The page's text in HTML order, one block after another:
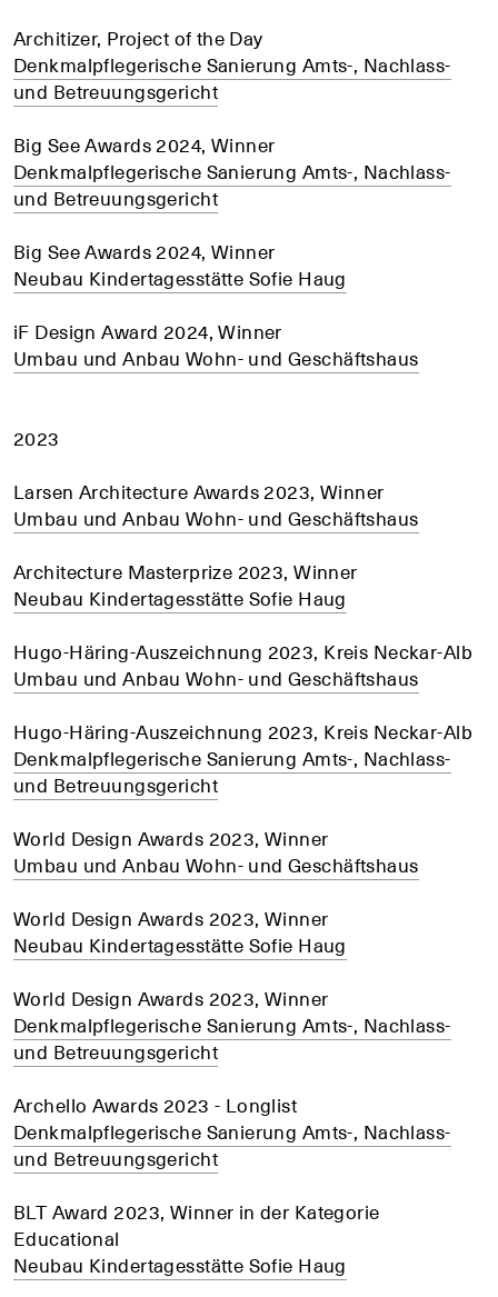
Architizer, Project of the Day
Denkmalpflegerische Sanierung Amts-, Nachlass-
und Betreuungsgericht
Big See Awards 2024, Winner
Denkmalpflegerische Sanierung Amts-, Nachlass-
und Betreuungsgericht
Big See Awards 2024, Winner
Neubau Kindertagesstätte Sofie Haug
iF Design Award 2024, Winner
Umbau und Anbau Wohn- und Geschäftshaus
2023
Larsen Architecture Awards 2023, Winner
Umbau und Anbau Wohn- und Geschäftshaus
Architecture Masterprize 2023, Winner
Neubau Kindertagesstätte Sofie Haug
Hugo-Häring-Auszeichnung 2023, Kreis Neckar-Alb
Umbau und Anbau Wohn- und Geschäftshaus
Hugo-Häring-Auszeichnung 2023, Kreis Neckar-Alb
Denkmalpflegerische Sanierung Amts-, Nachlass-
und Betreuungsgericht
World Design Awards 2023, Winner
Umbau und Anbau Wohn- und Geschäftshaus
World Design Awards 2023, Winner
Neubau Kindertagesstätte Sofie Haug
World Design Awards 2023, Winner
Denkmalpflegerische Sanierung Amts-, Nachlass-
und Betreuungsgericht
Archello Awards 2023 - Longlist
Denkmalpflegerische Sanierung Amts-, Nachlass-
und Betreuungsgericht
BLT Award 2023, Winner in der Kategorie
Educational
Neubau Kindertagesstätte Sofie Haug